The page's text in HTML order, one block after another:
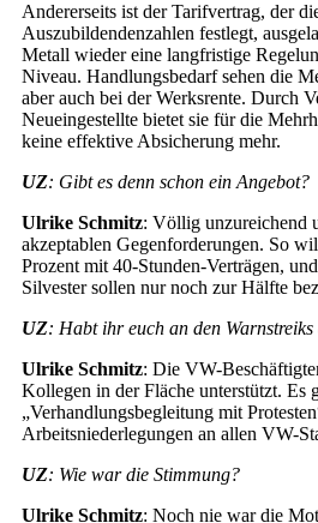
Andererseits ist der Tarifvertrag, der
Auszubildendenzahlen festlegt,
Metall wieder eine langfristige
Niveau. Handlungsbedarf sehen die
aber auch bei der Werksrente. Durch
Neueingestellte bietet sie für die
keine effektive Absicherung mehr.
UZ: Gibt es denn schon ein Angebot?
Ulrike Schmitz: Völlig unzureichend
akzeptablen Gegenforderungen. So
Prozent mit 40-Stunden-Verträgen,
Silvester sollen nur noch zur Hälfte
UZ: Habt ihr euch an den
Ulrike Schmitz: Die VW-
Kollegen in der Fläche unterstützt. Es
„Verhandlungsbegleitung mit
Arbeitsniederlegungen an allen VW-
UZ: Wie war die Stimmung?
Ulrike Schmitz: Noch nie war die